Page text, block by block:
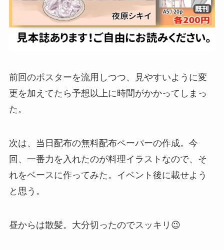
前回のポスターを流用しつつ、見やすいように変
更を加えてたら予想以上に時間がかかってしまっ
た。
次は、当日配布の無料配布ペーパーの作成。今
回、一番力を入れたのが料理イラストなので、そ
れをベースに作ってみた。イベント後に載せよう
と思う。
昼からは散髪。大分切ったのでスッキリ😉